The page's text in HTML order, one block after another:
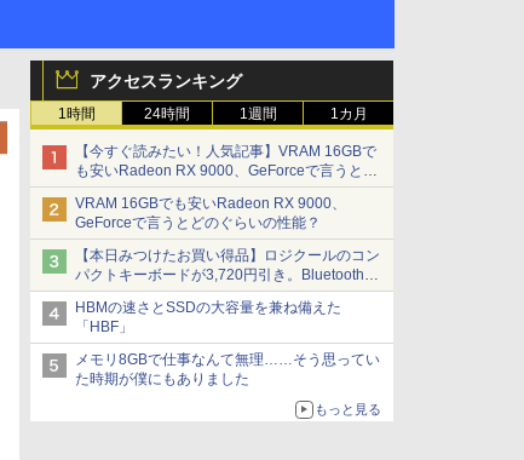
アクセスランキング
1時間 24時間 1週間 1カ月
【今すぐ読みたい！人気記事】VRAM 16GBで
も安いRadeon RX 9000、GeForceで言うとど
のぐらいの性能？ - PC Watch
VRAM 16GBでも安いRadeon RX 9000、
GeForceで言うとどのぐらいの性能？
【本日みつけたお買い得品】ロジクールのコン
パクトキーボードが3,720円引き。Bluetoothで3
台接続対応
HBMの速さとSSDの大容量を兼ね備えた
「HBF」
メモリ8GBで仕事なんて無理……そう思ってい
た時期が僕にもありました
もっと見る